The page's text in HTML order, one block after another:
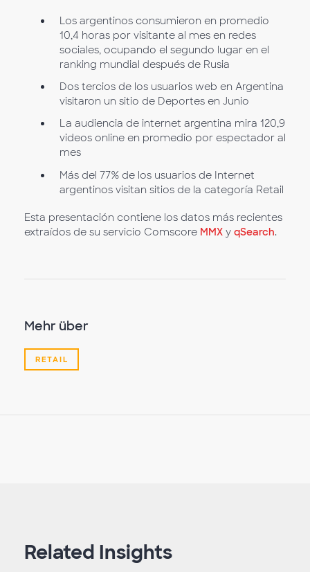
Los argentinos consumieron en promedio
10,4 horas por visitante al mes en redes
sociales, ocupando el segundo lugar en el
ranking mundial después de Rusia
Dos tercios de los usuarios web en Argentina
visitaron un sitio de Deportes en Junio
La audiencia de internet argentina mira 120,9
videos online en promedio por espectador al
mes
Más del 77% de los usuarios de Internet
argentinos visitan sitios de la categoría Retail
Esta presentación contiene los datos más recientes
extraídos de su servicio Comscore MMX y qSearch.
Mehr über
RETAIL
Related Insights